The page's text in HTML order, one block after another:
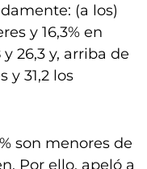
(a los)
y 16,3% en
26,3 y, arriba de
y 31,2 los
son menores de
Por ello, apeló a